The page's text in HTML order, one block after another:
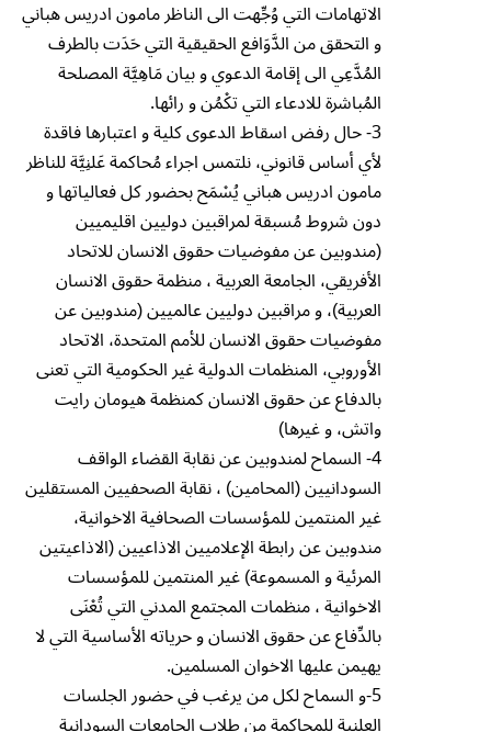
الاتهامات التي وُجِّهت الى الناظر مامون ادريس هباني
و التحقق من الدَّوَافع الحقيقية التي حَدَت بالطرف
المُدَّعِي الى إقامة الدعوي و بيان مَاهِيَّة المصلحة
المُباشرة للادعاء التي تك۫مُن و رائها.
3- حال رفض اسقاط الدعوى كلية و اعتبارها فاقدة
لأي أساس قانوني، نلتمس اجراء مُحاكمة عَلنِيَّة للناظر
مامون ادريس هباني يُس۫مَح بحضور كل فعالياتها و
دون شروط مُسبقة لمراقبين دوليين اقليميين
(مندوبين عن مفوضيات حقوق الانسان للاتحاد
الأفريقي، الجامعة العربية ، منظمة حقوق الانسان
العربية)، و مراقبين دوليين عالميين (مندوبين عن
مفوضيات حقوق الانسان للأمم المتحدة، الاتحاد
الأوروبي، المنظمات الدولية غير الحكومية التي تعنى
بالدفاع عن حقوق الانسان كمنظمة هيومان رايت
واتش، و غيرها)
4- السماح لمندوبين عن نقابة القضاء الواقف
السودانيين (المحامين) ، نقابة الصحفيين المستقلين
غير المنتمين للمؤسسات الصحافية الاخوانية،
مندوبين عن رابطة الإعلاميين الاذاعيين (الاذاعيتين
المرئية و المسموعة) غير المنتمين للمؤسسات
الاخوانية ، منظمات المجتمع المدني التي تُع۫نَى
بالدِّفاع عن حقوق الانسان و حرياته الأساسية التي لا
يهيمن عليها الاخوان المسلمين.
5-و السماح لكل من يرغب في حضور الجلسات